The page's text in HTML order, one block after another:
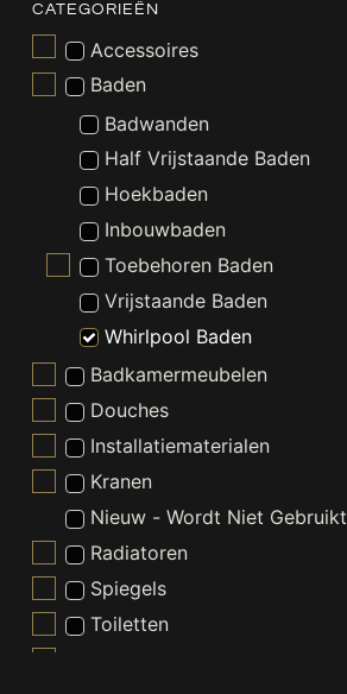
CATEGORIEËN
Accessoires
Baden
Badwanden
Half Vrijstaande Baden
Hoekbaden
Inbouwbaden
Toebehoren Baden
Vrijstaande Baden
Whirlpool Baden
Badkamermeubelen
Douches
Installatiematerialen
Kranen
Nieuw - Wordt Niet Gebruikt
Radiatoren
Spiegels
Toiletten